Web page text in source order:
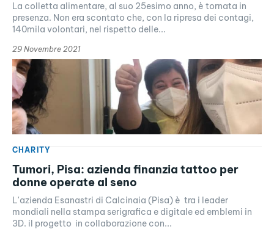
La colletta alimentare, al suo 25esimo anno, è tornata in
presenza. Non era scontato che, con la ripresa dei contagi,
140mila volontari, nel rispetto delle...
29 Novembre 2021
CHARITY
Tumori, Pisa: azienda finanzia tattoo per
donne operate al seno
L'azienda Esanastri di Calcinaia (Pisa) è tra i leader
mondiali nella stampa serigrafica e digitale ed emblemi in
3D. il progetto in collaborazione con...